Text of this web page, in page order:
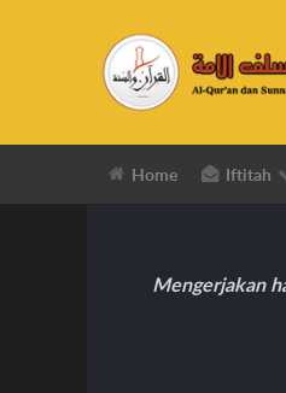
Home Iftitah
Mengerjakan